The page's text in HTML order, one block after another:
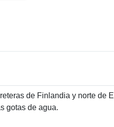
de Finlandia y norte de
gotas de agua.